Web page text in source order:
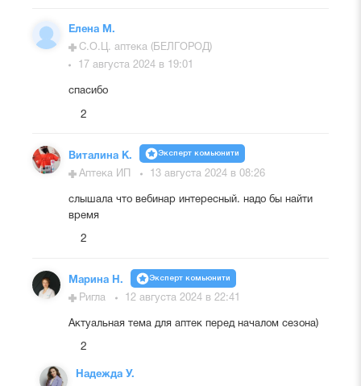
Елена М.
С.О.Ц. аптека (БЕЛГОРОД)
17 августа 2024 в 19:01
спасибо
2
Виталина К. Эксперт комьюнити
Аптека ИП 13 августа 2024 в 08:26
слышала что вебинар интересный. надо бы найти
время
2
Марина Н. Эксперт комьюнити
Ригла 12 августа 2024 в 22:41
Актуальная тема для аптек перед началом сезона)
2
Надежда У.